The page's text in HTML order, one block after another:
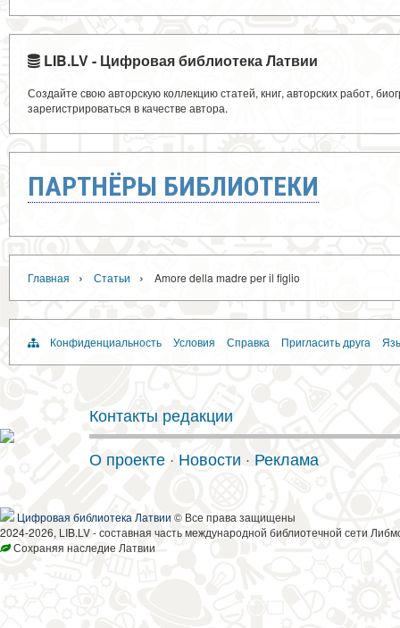
LIB.LV - Цифровая библиотека Латвии
Создайте свою авторскую коллекцию статей, книг, авторских работ,
зарегистрироваться в качестве автора.
ПАРТНЁРЫ БИБЛИОТЕКИ
Главная › Статьи › Amore della madre per il figlio
Конфиденциальность Условия Справка Пригласить друга
Контакты редакции
О проекте · Новости · Реклама
Цифровая библиотека Латвии © Все права защищены
2024-2026, LIB.LV - составная часть международной библиотечной сети
Сохраняя наследие Латвии